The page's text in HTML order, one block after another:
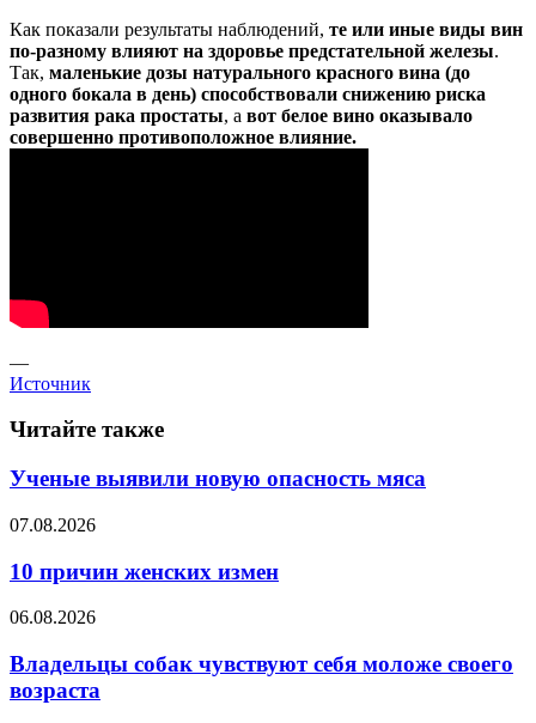
Как показали результаты наблюдений, те или иные виды вин
по-разному влияют на здоровье предстательной железы.
Так, маленькие дозы натурального красного вина (до
одного бокала в день) способствовали снижению риска
развития рака простаты, а вот белое вино оказывало
совершенно противоположное влияние.
—
Источник
Читайте также
Ученые выявили новую опасность мяса
07.08.2026
10 причин женских измен
06.08.2026
Владельцы собак чувствуют себя моложе своего
возраста